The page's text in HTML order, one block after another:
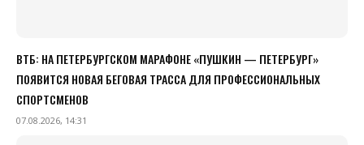
ВТБ: НА ПЕТЕРБУРГСКОМ МАРАФОНЕ «ПУШКИН — ПЕТЕРБУРГ»
ПОЯВИТСЯ НОВАЯ БЕГОВАЯ ТРАССА ДЛЯ ПРОФЕССИОНАЛЬНЫХ
СПОРТСМЕНОВ
07.08.2026, 14:31